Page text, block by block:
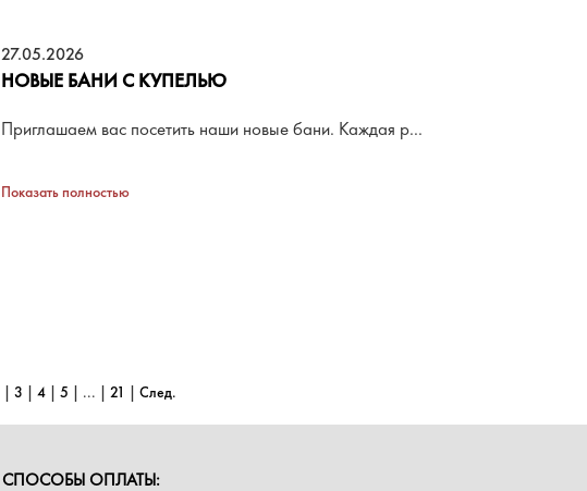
27.05.2026
НОВЫЕ БАНИ С КУПЕЛЬЮ
Приглашаем вас посетить наши новые бани. Каждая р...
Показать полностью
| 3 | 4 | 5 | ... | 21 | След.
СПОСОБЫ ОПЛАТЫ: